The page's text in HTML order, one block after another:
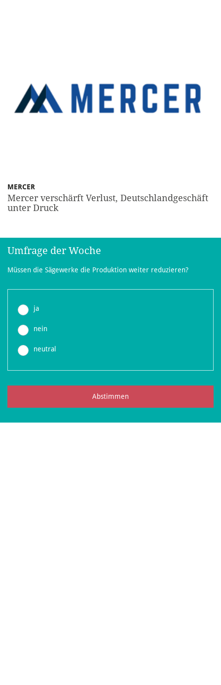
MERCER
Mercer verschärft Verlust, Deutschlandgeschäft
unter Druck
Umfrage der Woche
Müssen die Sägewerke die Produktion weiter reduzieren?
ja
nein
neutral
Abstimmen